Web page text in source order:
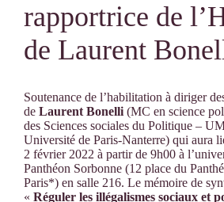
rapportrice de
de Laurent
Soutenance de l’habilitation à diriger
de Laurent Bonelli (MC en science
des Sciences sociales du Politique –
Université de Paris-Nanterre) qui aura
2 février 2022 à partir de 9h00 à
Panthéon Sorbonne (12 place du
Paris*) en salle 216. Le mémoire de
« Réguler les illégalismes sociaux et